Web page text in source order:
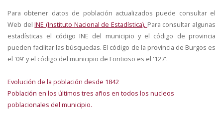
Para obtener datos de población actualizados puede consultar el
Web delINE (Instituto Nacional de Estadística). Para consultar algunas
estadísticas el código INE del municipio y el código de provincia
pueden facilitar las búsquedas. El código de la provincia de Burgos es
el '09' y el código del municipio de Fontioso es el '127'.
Evolución de la población desde 1842
Población en los últimos tres años en todos los nucleos
poblacionales del municipio.